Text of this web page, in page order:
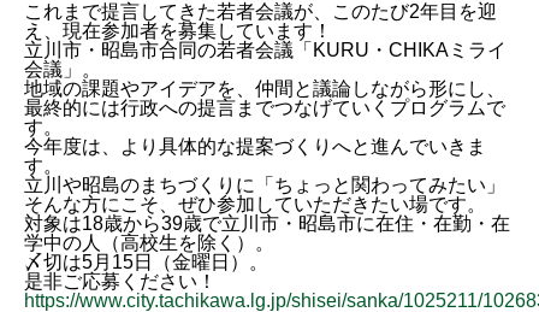
これまで提言してきた若者会議が、このたび2年目を迎
え、現在参加者を募集しています！
立川市・昭島市合同の若者会議「KURU・CHIKAミライ
会議」。
地域の課題やアイデアを、仲間と議論しながら形にし、
最終的には行政への提言までつなげていくプログラムで
す。
今年度は、より具体的な提案づくりへと進んでいきま
す。
立川や昭島のまちづくりに「ちょっと関わってみたい」
そんな方にこそ、ぜひ参加していただきたい場です。
対象は18歳から39歳で立川市・昭島市に在住・在勤・在
学中の人（高校生を除く）。
〆切は5月15日（金曜日）。
是非ご応募ください！
https://www.city.tachikawa.lg.jp/shisei/sanka/1025211/